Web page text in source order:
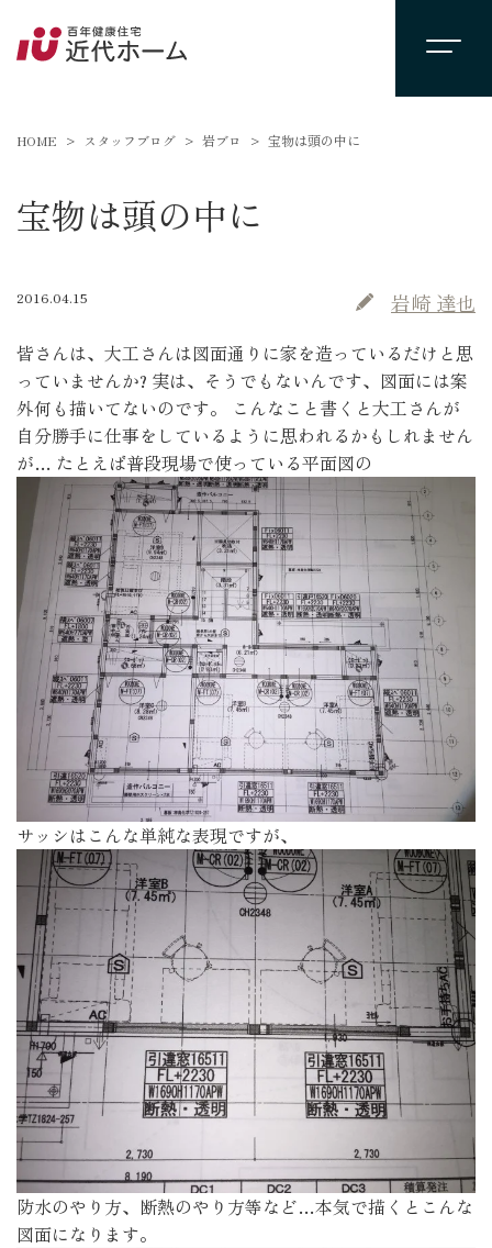
HOME スタッフブログ 岩ブロ 宝物は頭の中に
宝物は頭の中に
2016.04.15 岩崎 達也
皆さんは、大工さんは図面通りに家を造っているだけと思
っていませんか? 実は、そうでもないんです、図面には案
外何も描いてないのです。 こんなこと書くと大工さんが
自分勝手に仕事をしているように思われるかもしれません
が… たとえば普段現場で使っている平面図の
サッシはこんな単純な表現ですが、
防水のやり方、断熱のやり方等など…本気で描くとこんな
図面になります。